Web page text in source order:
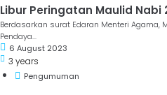
Libur Peringatan Maulid Nabi
Berdasarkan surat Edaran Menteri Agama,
Pendaya...
6 August 2023
3 years
Pengumuman